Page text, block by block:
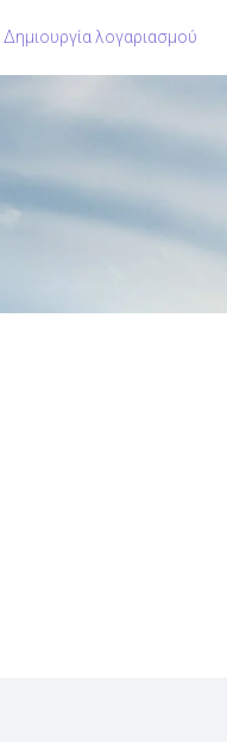
Δημιουργία λογαριασμού